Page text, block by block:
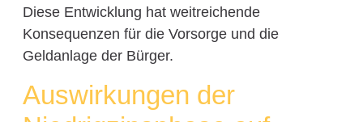
Diese Entwicklung hat weitreichende
Konsequenzen für die Vorsorge und die
Geldanlage der Bürger.
Auswirkungen der